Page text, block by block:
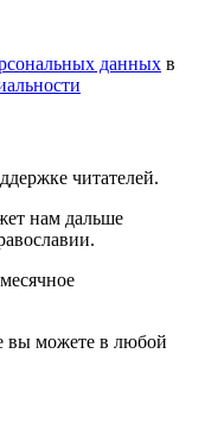
данных в
читателей.
нам дальше
.
вы можете в любой